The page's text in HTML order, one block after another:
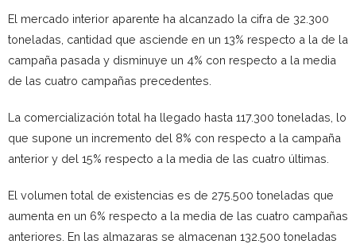
El mercado interior aparente ha alcanzado la cifra de 32.300
toneladas, cantidad que asciende en un 13% respecto a la de la
campaña pasada y disminuye un 4% con respecto a la media
de las cuatro campañas precedentes.
La comercialización total ha llegado hasta 117.300 toneladas, lo
que supone un incremento del 8% con respecto a la campaña
anterior y del 15% respecto a la media de las cuatro últimas.
El volumen total de existencias es de 275.500 toneladas que
aumenta en un 6% respecto a la media de las cuatro campañas
anteriores. En las almazaras se almacenan 132.500 toneladas